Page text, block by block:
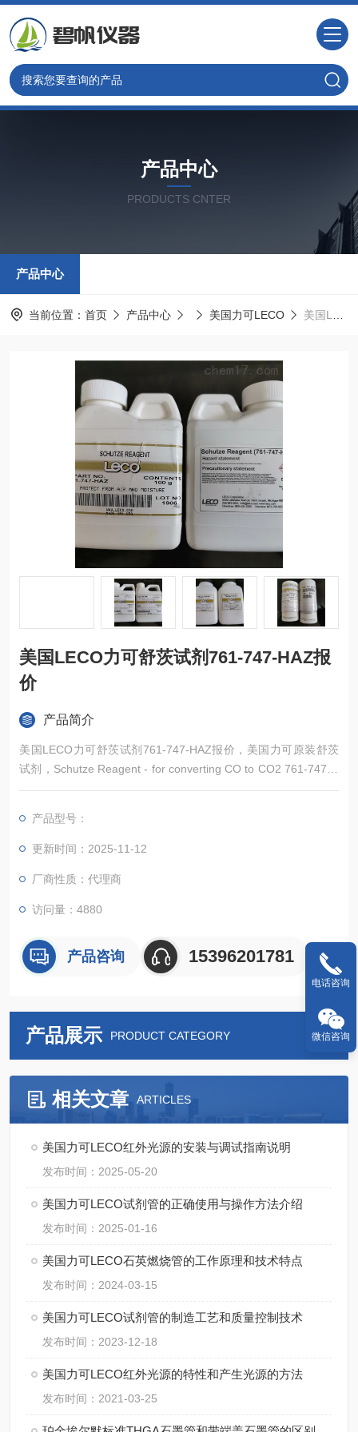
产品中心
PRODUCTS CNTER
产品中心
当前位置： 首页 产品中心 美国力可LECO 美国LECO力可舒茨试剂761-747-HAZ报价
美国LECO力可舒茨试剂761-747-HAZ报
价
产品简介
美国LECO力可舒茨试剂761-747-HAZ报价，美国力可原装舒茨
试剂，Schutze Reagent - for converting CO to CO2 761-747-H
AZ。质量可靠，产品*，常备现货，欢迎新老顾客来电详询。
产品型号：
更新时间：2025-11-12
厂商性质：代理商
访问量：4880
产品咨询 15396201781
产品展示 PRODUCT CATEGORY
相关文章 ARTICLES
美国力可LECO红外光源的安装与调试指南说明
发布时间：2025-05-20
美国力可LECO试剂管的正确使用与操作方法介绍
发布时间：2025-01-16
美国力可LECO石英燃烧管的工作原理和技术特点
发布时间：2024-03-15
美国力可LECO试剂管的制造工艺和质量控制技术
发布时间：2023-12-18
美国力可LECO红外光源的特性和产生光源的方法
发布时间：2021-03-25
电话咨询
微信咨询